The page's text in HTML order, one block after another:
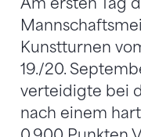
Kunstturnen
19./20.
verteidigte bei
nach einem